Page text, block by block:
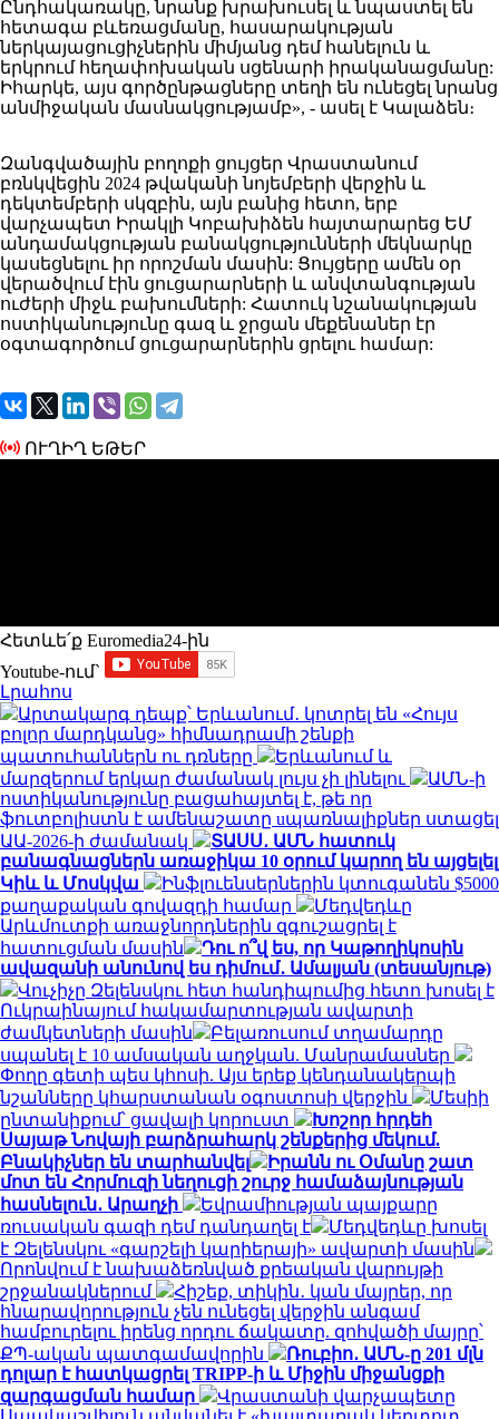
Ընդհակառակը, նրանք խրախուսել և նպաստել են
հետագա բևեռացմանը, հասարակության
ներկայացուցիչներին միմյանց դեմ հանելուն և
երկրում հեղափոխական սցենարի իրականացմանը:
Իհարկե, այս գործընթացները տեղի են ունեցել նրանց
անմիջական մասնակցությամբ», - ասել է Կալաձեն։
Զանգվածային բողոքի ցույցեր Վրաստանում
բռնկվեցին 2024 թվականի նոյեմբերի վերջին և
դեկտեմբերի սկզբին, այն բանից հետո, երբ
վարչապետ Իրակլի Կոբախիձեն հայտարարեց ԵՄ
անդամակցության բանակցությունների մեկնարկը
կասեցնելու իր որոշման մասին: Ցույցերը ամեն օր
վերածվում էին ցուցարարների և անվտանգության
ուժերի միջև բախումների: Հատուկ նշանակության
ոստիկանությունը գազ և ջրցան մեքենաներ էր
օգտագործում ցուցարարներին ցրելու համար:
ՈՒՂԻՂ ԵԹԵՐ
Հետևե՛ք Euromedia24-ին
Youtube-ում`
Լրահոս
Արտակարգ դեպք՝ Երևանում․ կոտրել են «Հույս
բոլոր մարդկանց» հիմնադրամի շենքի
պատուհաններն ու դռները
Երևանում և
մարզերում երկար ժամանակ լույս չի լինելու
ԱՄՆ-ի
ոստիկանությունը բացահայտել է, թե որ
ֆուտբոլիստն է ամենաշատը uպառնալիքներ ստացել
ԱԱ-2026-ի ժամանակ
ՏԱՍՍ․ ԱՄՆ հատուկ
բանագնացներն առաջիկա 10 օրում կարող են այցելել
Կիև և Մոսկվա
Ինֆլուենսերներին կտուգանեն $5000
քաղաքական գովազդի համար
Մեդվեդևը
Արևմուտքի առաջնորդներին զգուշացրել է
հատուցման մասին
Դու ո՞վ ես, որ Կաթողիկոսին
ավազանի անունով ես դիմում․ Ամալյան (տեսանյութ)
Վուչիչը Զելենսկու հետ հանդիպումից հետո խոսել է
Ուկրաինայում հակամարտության ավարտի
ժամկետների մասին
Բելառուսում տղամարդը
սպանել է 10 ամսական աղջկան. Մանրամասներ
Փողը գետի պես կհոսի. Այս երեք կենդանակերպի
նշանները կհարստանան օգոստոսի վերջին
Մեսիի
ընտանիքում՝ ցավալի կորուստ
Խոշոր հրդեհ
Սայաթ Նովայի բարձրահարկ շենքերից մեկում.
Բնակիչներ են տարհանվել
Իրանն ու Օմանը շատ
մոտ են Հորմուզի նեղուցի շուրջ համաձայնության
հասնելուն․ Արաղչի
Եվրամիության պայքարը
ռուսական գազի դեմ դանդաղել է
Մեդվեդևը խոսել
է Զելենսկու «գարշելի կարիերայի» ավարտի մասին
Որոնվում է նախաձեռնված քրեական վարույթի
շրջանակներում
Հիշեք, տիկին․ կան մայրեր, որ
հնարավորություն չեն ունեցել վերջին անգամ
համբուրելու իրենց որդու ճակատը. զոհվածի մայրը՝
ՔՊ-ական պատգամավորին
Ռուբիո․ ԱՄՆ-ը 201 մլն
դոլար է հատկացրել TRIPP-ի և Միջին միջանցքի
զարգացման համար
Վրաստանի վարչապետը